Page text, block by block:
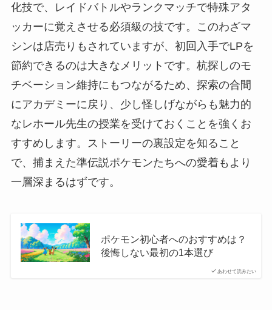
化技で、レイドバトルやランクマッチで特殊アタ
ッカーに覚えさせる必須級の技です。このわざマ
シンは店売りもされていますが、初回入手でLPを
節約できるのは大きなメリットです。杭探しのモ
チベーション維持にもつながるため、探索の合間
にアカデミーに戻り、少し怪しげながらも魅力的
なレホール先生の授業を受けておくことを強くお
すすめします。ストーリーの裏設定を知ること
で、捕まえた準伝説ポケモンたちへの愛着もより
一層深まるはずです。
あわせて読みたい
ポケモン初心者へのおすすめは？
後悔しない最初の1本選び